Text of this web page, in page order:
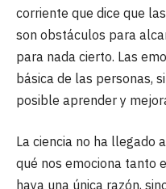
corriente que dice que
son obstáculos para
para nada cierto. Las
básica de las personas,
posible aprender y
La ciencia no ha llegado
qué nos emociona tanto
haya una única razón,